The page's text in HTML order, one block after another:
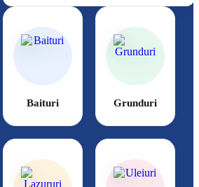
Baituri Grunduri